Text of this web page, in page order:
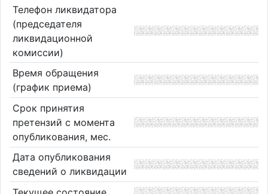
Телефон ликвидатора
(председателя
ликвидационной
комиссии)
Время обращения
(график приема)
Срок принятия
претензий с момента
опубликования, мес.
Дата опубликования
сведений о ликвидации